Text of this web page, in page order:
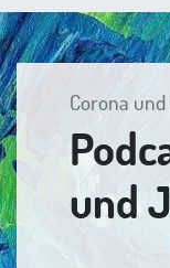
Corona
und